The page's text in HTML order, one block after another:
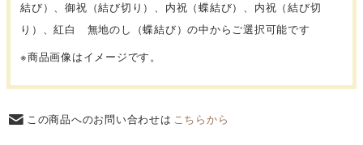
結び）、御祝（結び切り）、内祝（蝶結び）、内祝（結び切
り）、紅白 無地のし（蝶結び）の中からご選択可能です
※商品画像はイメージです。
この商品へのお問い合わせは こちらから